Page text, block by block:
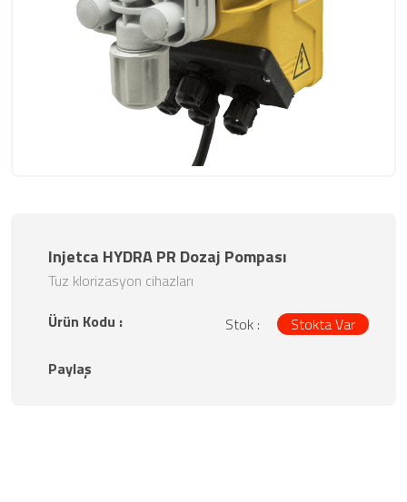
Injetca HYDRA PR Dozaj Pompası
Tuz klorizasyon cihazları
Stok :
Stokta Var
Ürün Kodu :
Paylaş